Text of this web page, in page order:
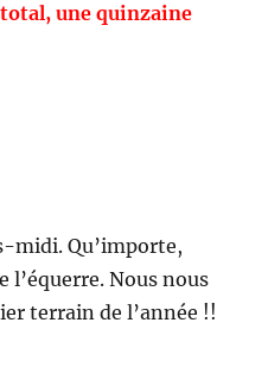
une quinzaine
midi. Qu’importe,
l’équerre. Nous nous
terrain de l’année !!